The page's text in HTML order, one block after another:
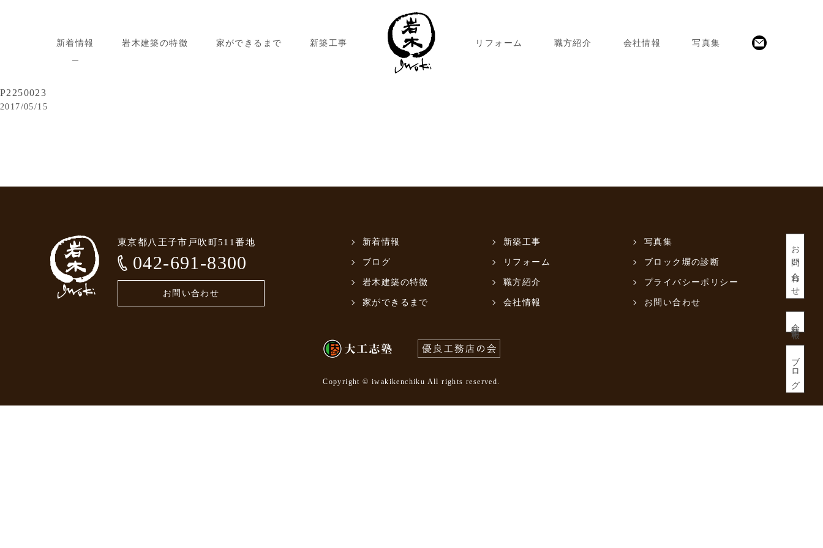
新着情報 岩木建築の特徴 家ができるまで 新築工事 リフォーム 職方紹介 会社情報 写真集
お問い合わせ
会社情報
ブログ
P2250023
2017/05/15
東京都八王子市戸吹町511番地
042-691-8300
お問い合わせ
新着情報
ブログ
岩木建築の特徴
家ができるまで
新築工事
リフォーム
職方紹介
会社情報
写真集
ブロック塀の診断
プライバシーポリシー
お問い合わせ
Copyright © iwakikenchiku All rights reserved.